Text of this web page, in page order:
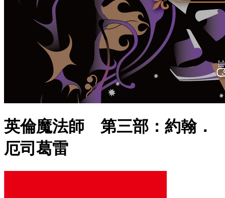
英倫魔法師 第三部：約翰．
厄司葛雷